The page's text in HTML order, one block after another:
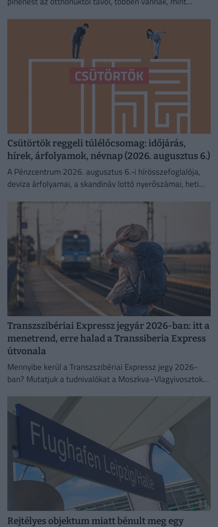
Csütörtök reggeli túlélőcsomag: időjárás,
hírek, árfolyamok, névnap (2026. augusztus 6.)
A Pénzcentrum 2026. augusztus 6.-i hírösszefoglalója,
deviza árfolyamai, a skandináv lottó nyerőszámai, heti
Transzszibériai Expressz jegyár 2026-ban: itt a
menetrend, erre halad a Transsiberia Express
útvonala
Mennyibe kerül a Transzszibériai Expressz jegy 2026-
ban? Mutatjuk a tudnivalókat a Moszkva–Vlagyivosztok
Rejtélyes objektum miatt bénult meg egy